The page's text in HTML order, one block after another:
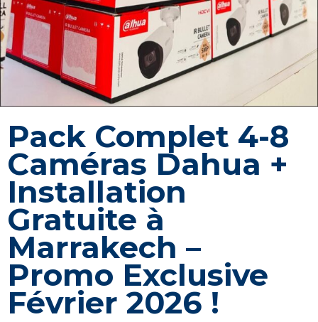
Pack Complet 4-8
Caméras Dahua +
Installation
Gratuite à
Marrakech –
Promo Exclusive
Février 2026 !